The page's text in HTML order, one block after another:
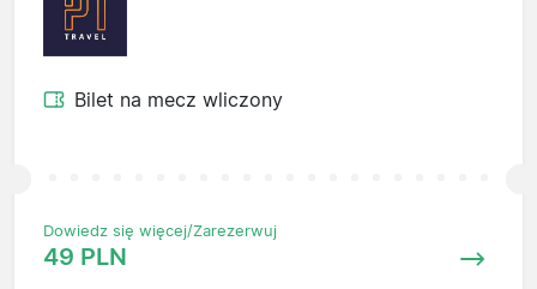
Bilet na mecz wliczony
Dowiedz się więcej/Zarezerwuj
49 PLN